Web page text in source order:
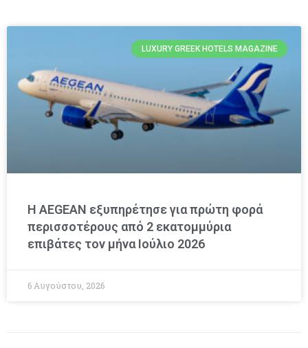
LUXURY GREEK HOTELS MAGAZINE
Η AEGEAN εξυπηρέτησε για πρώτη φορά
περισσοτέρους από 2 εκατομμύρια
επιβάτες τον μήνα Ιούλιο 2026
6 Αυγούστου, 2026